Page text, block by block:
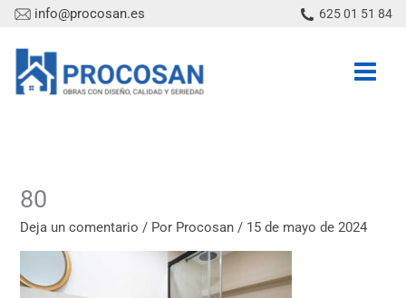
contenido
info@procosan.es 625 01 51 84
80
Deja un comentario / Por Procosan/ 15 de mayo de 2024